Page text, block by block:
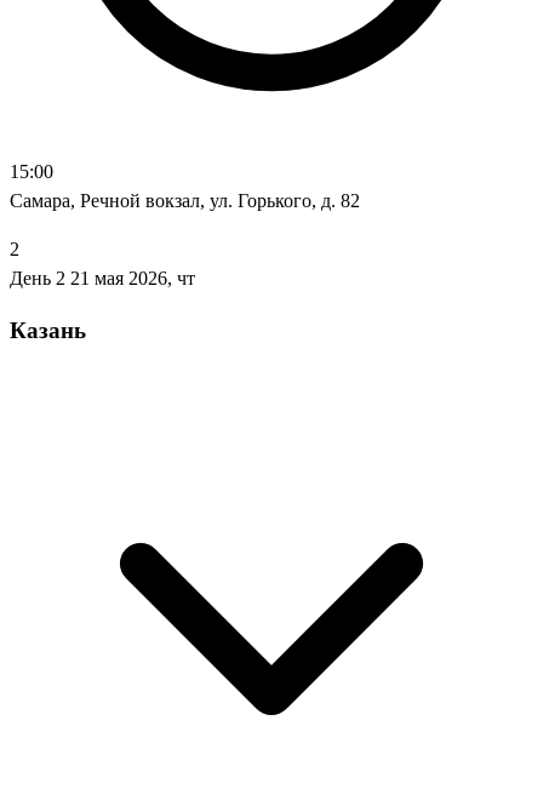
15:00
Самара, Речной вокзал, ул. Горького, д. 82
2
День 2 21 мая 2026, чт
Казань